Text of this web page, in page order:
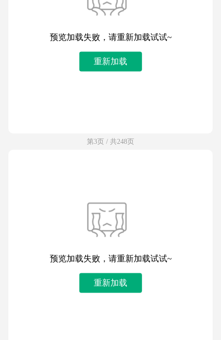
预览加载失败，请重新加载试试~
重新加载
第3页 / 共248页
预览加载失败，请重新加载试试~
重新加载